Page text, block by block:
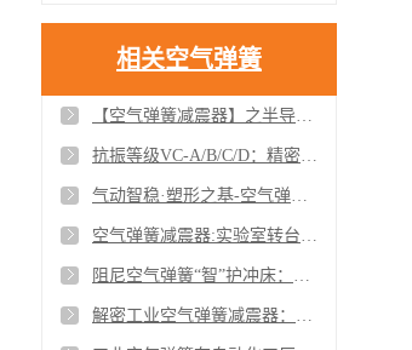
相关空气弹簧
【空气弹簧减震器】之半导体光刻机配套减震设备的必要性及差异分析
抗振等级VC-A/B/C/D：精密设备振动防护的分级标准与应用解析
气动智稳·塑形之基-空气弹簧减振器在吸塑机中的精密减震革新
空气弹簧减震器:实验室转台稳定运行的守护者
阻尼空气弹簧“智”护冲床：减震降噪双突破
解密工业空气弹簧减震器：智能制造新趋势